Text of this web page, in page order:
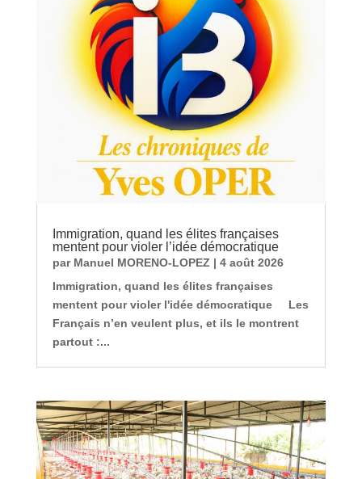
Immigration, quand les élites françaises
mentent pour violer l’idée démocratique
par Manuel MORENO-LOPEZ | 4 août 2026
Immigration, quand les élites françaises
mentent pour violer l'idée démocratique Les
Français n’en veulent plus, et ils le montrent
partout :...